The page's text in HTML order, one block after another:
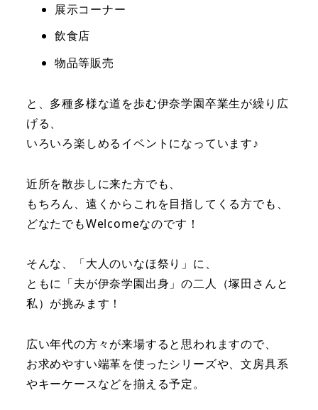
展示コーナー
飲食店
物品等販売
と、多種多様な道を歩む伊奈学園卒業生が繰り広
げる、
いろいろ楽しめるイベントになっています♪
近所を散歩しに来た方でも、
もちろん、遠くからこれを目指してくる方でも、
どなたでもWelcomeなのです！
そんな、「大人のいなほ祭り」に、
ともに「夫が伊奈学園出身」の二人（塚田さんと
私）が挑みます！
広い年代の方々が来場すると思われますので、
お求めやすい端革を使ったシリーズや、文房具系
やキーケースなどを揃える予定。